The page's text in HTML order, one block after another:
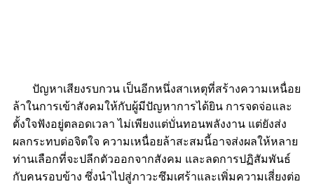
ปัญหาเสียงรบกวน เป็นอีกหนึ่งสาเหตุที่สร้างความเหนื่อย
ล้าในการเข้าสังคมให้กับผู้มีปัญหาการได้ยิน การจดจ่อและ
ตั้งใจฟังอยู่ตลอดเวลา ไม่เพียงแต่บั่นทอนพลังงาน แต่ยังส่ง
ผลกระทบต่อจิตใจ ความเหนื่อยล้าสะสมนี้อาจส่งผลให้หลาย
ท่านเลือกที่จะปลีกตัวออกจากสังคม และลดการปฏิสัมพันธ์
กับคนรอบข้าง ซึ่งนำไปสู่ภาวะซึมเศร้าและเพิ่มความเสี่ยงต่อ